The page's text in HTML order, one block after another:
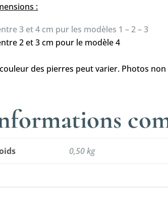
:
3 et 4 cm pur les modèles 1 – 2 – 3
2 et 3 cm pour le modèle 4
des pierres peut varier. Photos
0,50 kg